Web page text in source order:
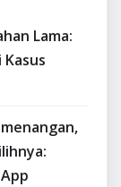
Lama: